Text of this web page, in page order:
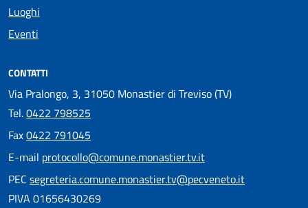
Luoghi
Eventi
CONTATTI
Via Pralongo, 3, 31050 Monastier di Treviso (TV)
Tel.0422 798525
Fax0422 791045
E-mail protocollo@comune.monastier.tv.it
PEC segreteria.comune.monastier.tv@pecveneto.it
PIVA 01656430269